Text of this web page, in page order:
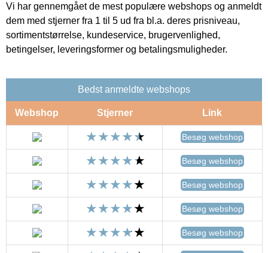
Vi har gennemgået de mest populære webshops og anmeldt
dem med stjerner fra 1 til 5 ud fra bl.a. deres prisniveau,
sortimentstørrelse, kundeservice, brugervenlighed,
betingelser, leveringsformer og betalingsmuligheder.
Bedst anmeldte webshops
Webshop Stjerner Link
Besøg webshop
Besøg webshop
Besøg webshop
Besøg webshop
Besøg webshop